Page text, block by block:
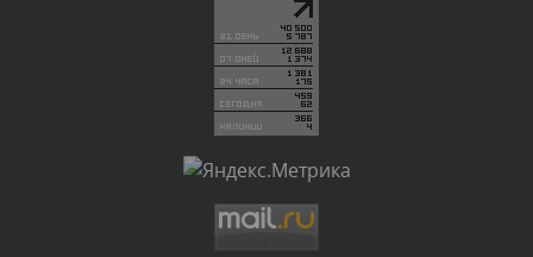
Комментарий проверяется
Текст комментария будет виден после проверки
администратором.